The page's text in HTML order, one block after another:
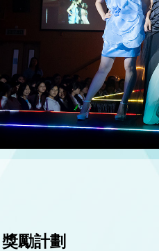
獎勵計劃